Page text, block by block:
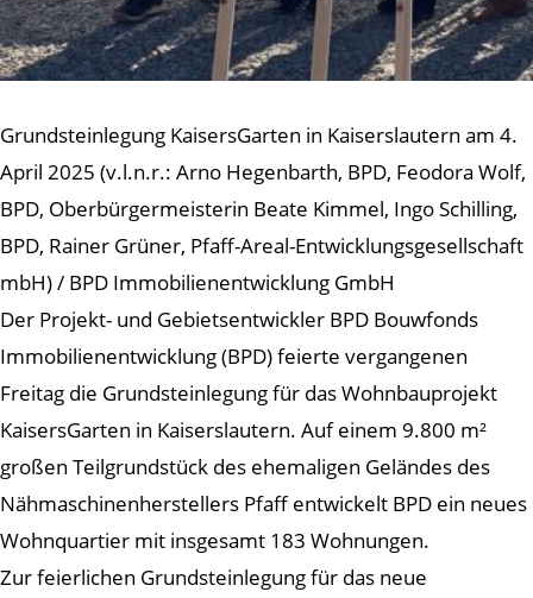
Grundsteinlegung KaisersGarten in Kaiserslautern am 4.
April 2025 (v.l.n.r.: Arno Hegenbarth, BPD, Feodora Wolf,
BPD, Oberbürgermeisterin Beate Kimmel, Ingo Schilling,
BPD, Rainer Grüner, Pfaff-Areal-Entwicklungsgesellschaft
mbH) / BPD Immobilienentwicklung GmbH
Der Projekt- und Gebietsentwickler BPD Bouwfonds
Immobilienentwicklung (BPD) feierte vergangenen
Freitag die Grundsteinlegung für das Wohnbauprojekt
KaisersGarten in Kaiserslautern. Auf einem 9.800 m²
großen Teilgrundstück des ehemaligen Geländes des
Nähmaschinenherstellers Pfaff entwickelt BPD ein neues
Wohnquartier mit insgesamt 183 Wohnungen.
Zur feierlichen Grundsteinlegung für das neue